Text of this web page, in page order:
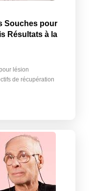
Souches pour
Résultats à la
lésion
de récupération